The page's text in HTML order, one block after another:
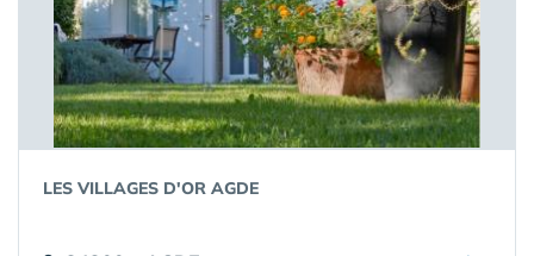
LES VILLAGES D'OR AGDE